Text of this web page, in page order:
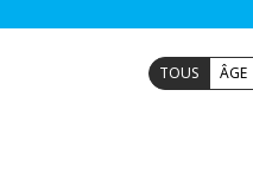
TOUS ÂGE